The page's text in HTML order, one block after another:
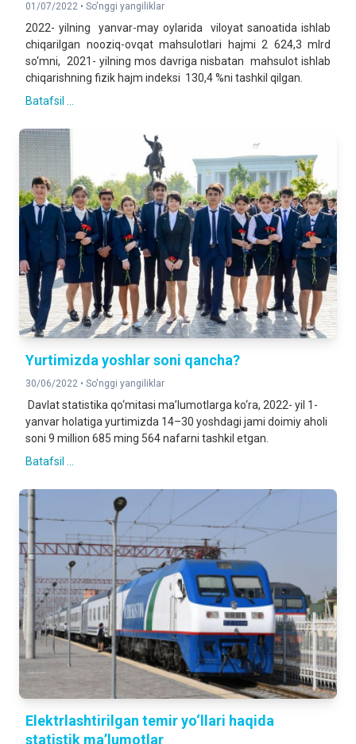
01/07/2022 • So'nggi yangiliklar
2022- yilning yanvar-may oylarida viloyat sanoatida ishlab
chiqarilgan nooziq-ovqat mahsulotlari hajmi 2 624,3 mlrd
so‘mni, 2021- yilning mos davriga nisbatan mahsulot ishlab
chiqarishning fizik hajm indeksi 130,4 %ni tashkil qilgan.
Batafsil ...
Yurtimizda yoshlar soni qancha?
30/06/2022 • So'nggi yangiliklar
Davlat statistika qo‘mitasi ma’lumotlarga ko‘ra, 2022- yil 1-
yanvar holatiga yurtimizda 14–30 yoshdagi jami doimiy aholi
soni 9 million 685 ming 564 nafarni tashkil etgan.
Batafsil ...
Elektrlashtirilgan temir yo‘llari haqida
statistik ma’lumotlar